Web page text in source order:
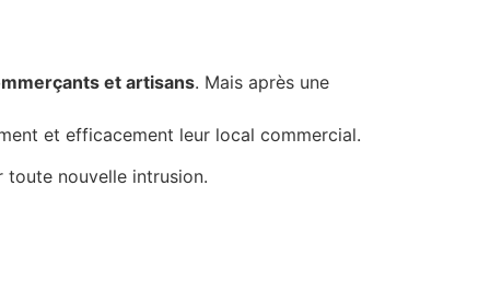
et artisans. Mais après une
et efficacement leur local commercial.
nouvelle intrusion.